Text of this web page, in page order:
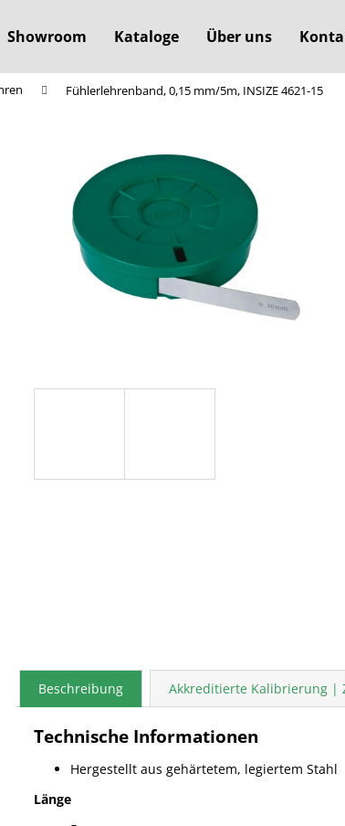
Showroom Kataloge Über uns
Fühlerlehrenband, 0,15 mm/5m, INSIZE 4621-15
Beschreibung Akkreditierte Kalibrierung |
Technische Informationen
Hergestellt aus gehärtetem, legiertem Stahl
Länge
Was suchen Sie?
Wir empfehlen